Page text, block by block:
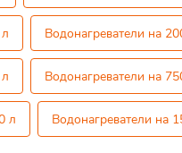
Водонагреватели на
Водонагреватели на
л Водонагреватели на